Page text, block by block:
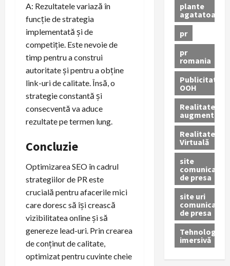
A: Rezultatele variază în
funcție de strategia
implementată și de
competiție. Este nevoie de
timp pentru a construi
autoritate și pentru a obține
link-uri de calitate. Însă, o
strategie constantă și
consecventă va aduce
rezultate pe termen lung.
Concluzie
Optimizarea SEO în cadrul
strategiilor de PR este
crucială pentru afacerile mici
care doresc să își crească
vizibilitatea online și să
genereze lead-uri. Prin crearea
de conținut de calitate,
optimizat pentru cuvinte cheie
plante
agatatoare
pr
pr
romania
Publicitate
OOH
Realitatea
augmentată
Realitatea
Virtuală
site
comunicate
de presa
site uri
comunicate
de presa
Tehnologie
imersivă